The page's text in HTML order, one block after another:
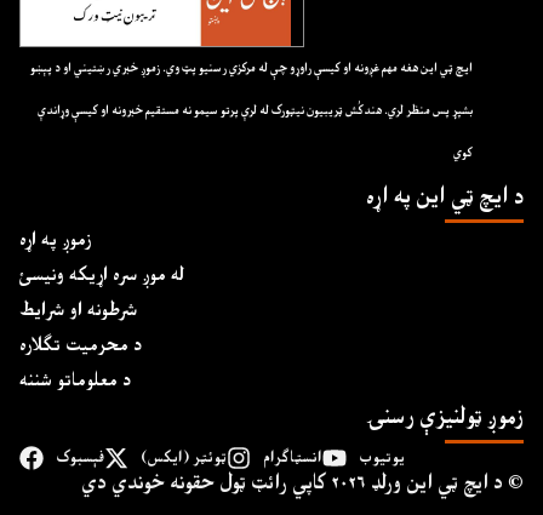
ايچ ټي اين هغه مهم غږونه او کيسې راوړو چې له مرکزي رسنيو پټ وي. زموږ خبري رښتيني او د پېښو
بشپړ پس منظر لري. هندکُش ټريبيون نيټورک له لرې پرتو سيمو نه مستقيم خبرونه او کيسې وړاندې
کوي
د ايچ ټي اين په اړه
زموږ په اړه
له موږ سره اړیکه ونیسئ
شرطونه او شرایط
د محرمیت تګلاره
د معلوماتو شننه
زموږ ټولنیزې رسنۍ
فېسبوک ټوئټر (ایکس) انسټاګرام یوتیوب
د ايچ ټي اين وﺭلډ ۲۰۲۶ کاپي ﺭائټ ټول حقونه خوندي دي ©